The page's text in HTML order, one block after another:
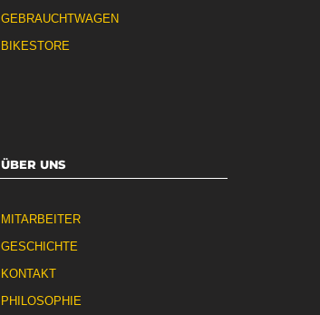
GEBRAUCHTWAGEN
BIKESTORE
ÜBER UNS
MITARBEITER
GESCHICHTE
KONTAKT
PHILOSOPHIE